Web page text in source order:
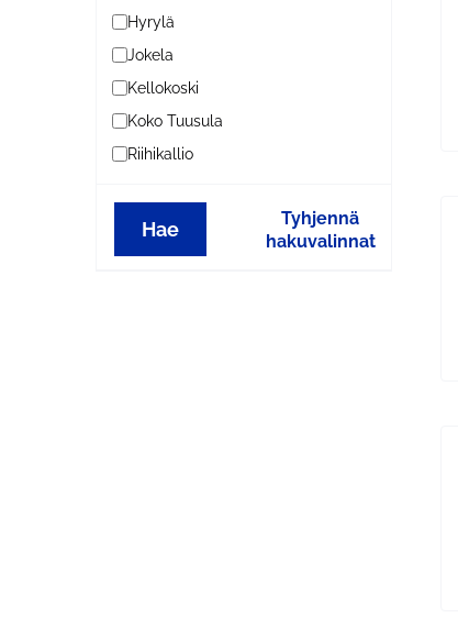
Hyrylä
Jokela
Kellokoski
Koko Tuusula
Riihikallio
Hae
Tyhjennä
hakuvalinnat